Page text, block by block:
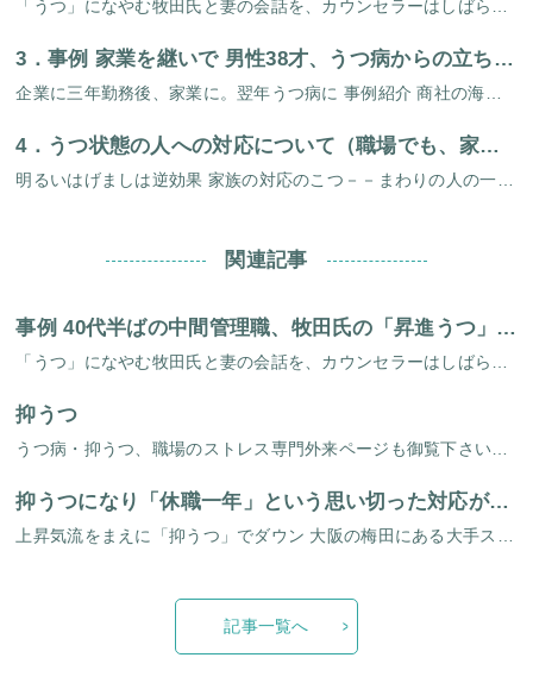
3． 事例 家業を継いで 男性38才、うつ病からの立ち直り（チェック・リストが役立った）
4． うつ状態の人への対応について（職場でも、家庭でもおなじ）
関連記事
事例 40代半ばの中間管理職、牧田氏の「昇進うつ」－その（2）
抑うつ
抑うつになり「休職一年」という思い切った対応が、早い回復を
記事一覧へ